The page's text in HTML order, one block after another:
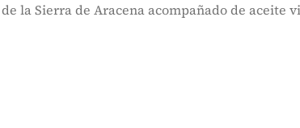
la Sierra de Aracena acompañado de aceite